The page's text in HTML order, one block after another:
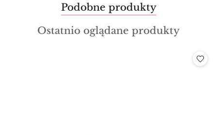
Pomiń karuzelę produktów
Produkty
o
statusie:
Podobne produkty
Produkty
Ostatnio oglądane produkty